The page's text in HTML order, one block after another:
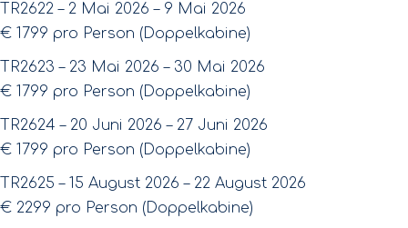
TR2622 – 2 Mai 2026 – 9 Mai 2026
€ 1799 pro Person (Doppelkabine)
TR2623 – 23 Mai 2026 – 30 Mai 2026
€ 1799 pro Person (Doppelkabine)
TR2624 – 20 Juni 2026 – 27 Juni 2026
€ 1799 pro Person (Doppelkabine)
TR2625 – 15 August 2026 – 22 August 2026
€ 2299 pro Person (Doppelkabine)